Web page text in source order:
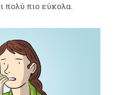
πολύ πιο εύκολα.